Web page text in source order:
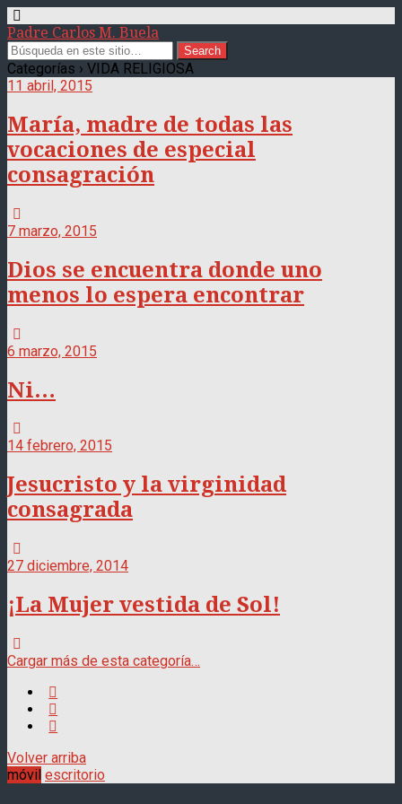
Padre Carlos M. Buela
Categorías › VIDA RELIGIOSA
11 abril, 2015
María, madre de todas las
vocaciones de especial
consagración
7 marzo, 2015
Dios se encuentra donde uno
menos lo espera encontrar
6 marzo, 2015
Ni…
14 febrero, 2015
Jesucristo y la virginidad
consagrada
27 diciembre, 2014
¡La Mujer vestida de Sol!
Cargar más de esta categoría…
Volver arriba
móvil escritorio